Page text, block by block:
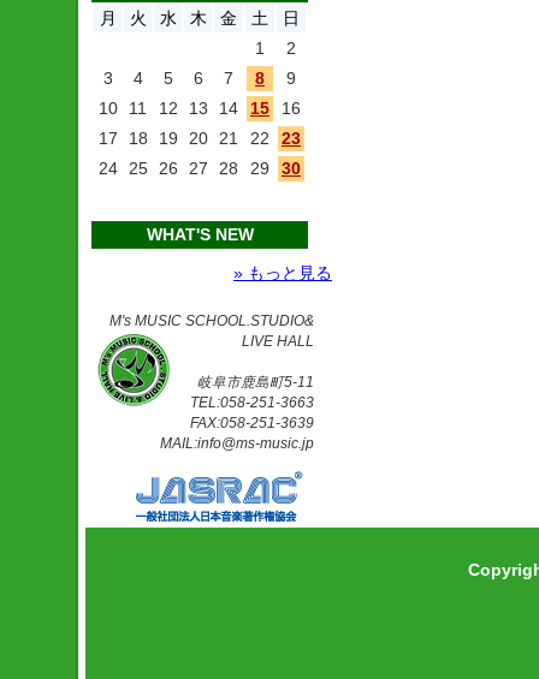
月
火 水 木 金 土
日
1
2
3
4 5 6 7 8
9
10
11 12 13 14 15
16
17
18 19 20 21 22
23
24
25 26 27 28 29 30
WHAT'S NEW
» もっと見る
M's MUSIC SCHOOL.STUDIO&
LIVE HALL
岐阜市鹿島町5-11
TEL:058-251-3663
FAX:058-251-3639
MAIL:info@ms-music.jp